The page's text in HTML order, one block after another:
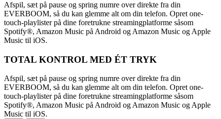
Afspil, sæt på pause og spring numre over direkte fra din
EVERBOOM, så du kan glemme alt om din telefon. Opret one-
touch-playlister på dine foretrukne streamingplatforme såsom
Spotify®, Amazon Music på Android og Amazon Music og Apple
Music til iOS.
TOTAL KONTROL MED ÉT TRYK
Afspil, sæt på pause og spring numre over direkte fra din
EVERBOOM, så du kan glemme alt om din telefon. Opret one-
touch-playlister på dine foretrukne streamingplatforme såsom
Spotify®, Amazon Music på Android og Amazon Music og Apple
Music til iOS.